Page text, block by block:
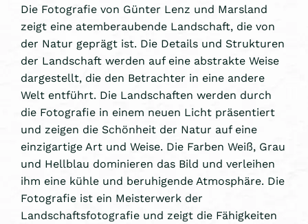
Die Fotografie von Günter Lenz und Marsland
zeigt eine atemberaubende Landschaft, die von
der Natur geprägt ist. Die Details und Strukturen
der Landschaft werden auf eine abstrakte Weise
dargestellt, die den Betrachter in eine andere
Welt entführt. Die Landschaften werden durch
die Fotografie in einem neuen Licht präsentiert
und zeigen die Schönheit der Natur auf eine
einzigartige Art und Weise. Die Farben Weiß, Grau
und Hellblau dominieren das Bild und verleihen
ihm eine kühle und beruhigende Atmosphäre. Die
Fotografie ist ein Meisterwerk der
Landschaftsfotografie und zeigt die Fähigkeiten